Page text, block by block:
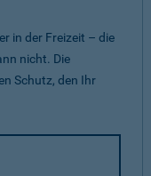
in der Freizeit – die
nicht. Die
Schutz, den Ihr